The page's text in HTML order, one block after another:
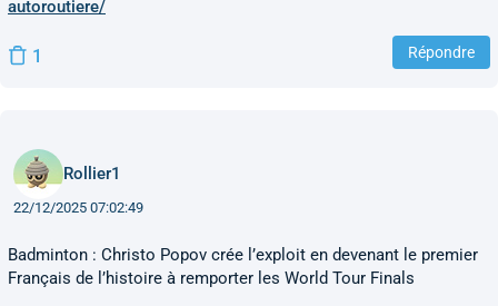
autoroutiere/
1 Répondre
Rollier1
22/12/2025 07:02:49
Badminton : Christo Popov crée l’exploit en devenant le premier
Français de l’histoire à remporter les World Tour Finals